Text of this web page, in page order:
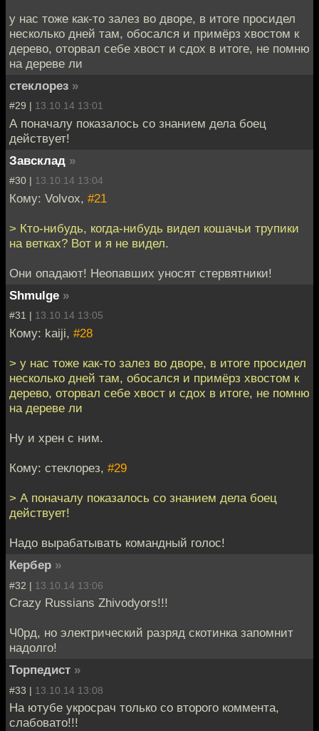
у нас тоже как-то залез во дворе, в итоге просидел
несколько дней там, обосался и примёрз хвостом к
дерево, оторвал себе хвост и сдох в итоге, не помню
на дереве ли
стеклорез »
#29 | 13.10.14 13:01
А поначалу показалось со знанием дела боец
действует!
Завсклад »
#30 | 13.10.14 13:04
Кому: Volvox, #21
> Кто-нибудь, когда-нибудь видел кошачьи трупики
на ветках? Вот и я не видел.
Они опадают! Неопавших уносят стервятники!
Shmulge »
#31 | 13.10.14 13:05
Кому: kaiji, #28
> у нас тоже как-то залез во дворе, в итоге просидел
несколько дней там, обосался и примёрз хвостом к
дерево, оторвал себе хвост и сдох в итоге, не помню
на дереве ли
Ну и хрен с ним.
Кому: стеклорез, #29
> А поначалу показалось со знанием дела боец
действует!
Надо вырабатывать командный голос!
Кербер »
#32 | 13.10.14 13:06
Crazy Russians Zhivodyors!!!
Ч0рд, но электрический разряд скотинка запомнит
надолго!
Торпедист »
#33 | 13.10.14 13:08
На ютубе укросрач только со второго коммента,
слабовато!!!